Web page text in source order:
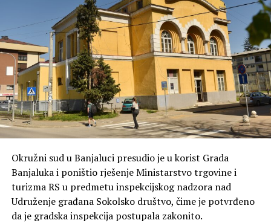
Okružni sud u Banjaluci presudio je u korist Grada
Banjaluka i poništio rješenje Ministarstvo trgovine i
turizma RS u predmetu inspekcijskog nadzora nad
Udruženje građana Sokolsko društvo, čime je potvrđeno
da je gradska inspekcija postupala zakonito.